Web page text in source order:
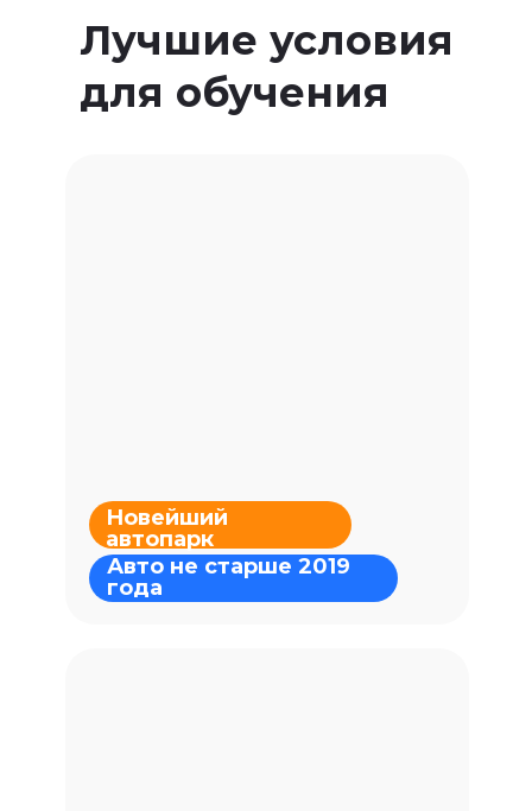
Новейший
автопарк
Авто не старше 2019
года
Лучшие условия
для обучения